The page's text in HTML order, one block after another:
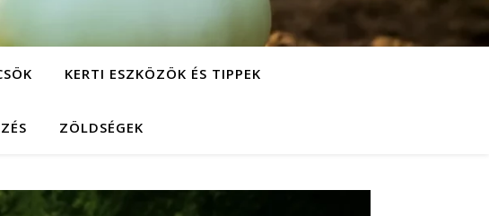
KERTI ESZKÖZÖK ÉS TIPPEK
ZÖLDSÉGEK